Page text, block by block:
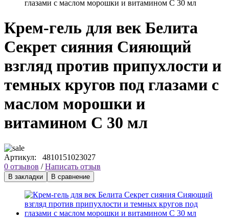
глазами с маслом морошки и витамином С 30 мл
Крем-гель для век Белита
Секрет сияния Сияющий
взгляд против припухлости и
темных кругов под глазами с
маслом морошки и
витамином С 30 мл
Артикул: 4810151023027
0 отзывов /Написать отзыв
В закладки В сравнение